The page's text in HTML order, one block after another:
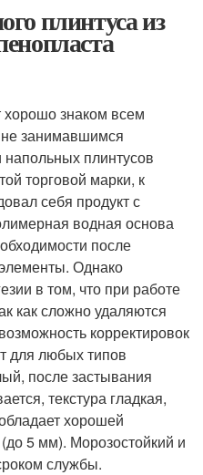
плинтуса из
знаком всем
не занимавшимся
плинтусов
торговой марки, к
себя продукт с
водная основа
после
Однако
в том, что при работе
как сложно удаляются
корректировок
для любых типов
после застывания
текстура гладкая,
хорошей
5 мм). Морозостойкий и
службы.